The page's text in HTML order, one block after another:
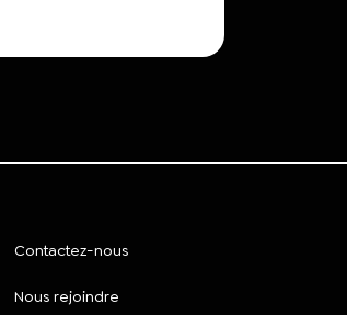
Contactez-nous
Nous rejoindre